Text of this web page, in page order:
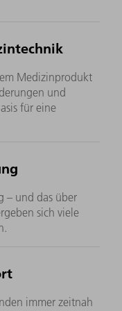
Medizinprodukt
und
für eine
– und das über
sich viele
immer zeitnah